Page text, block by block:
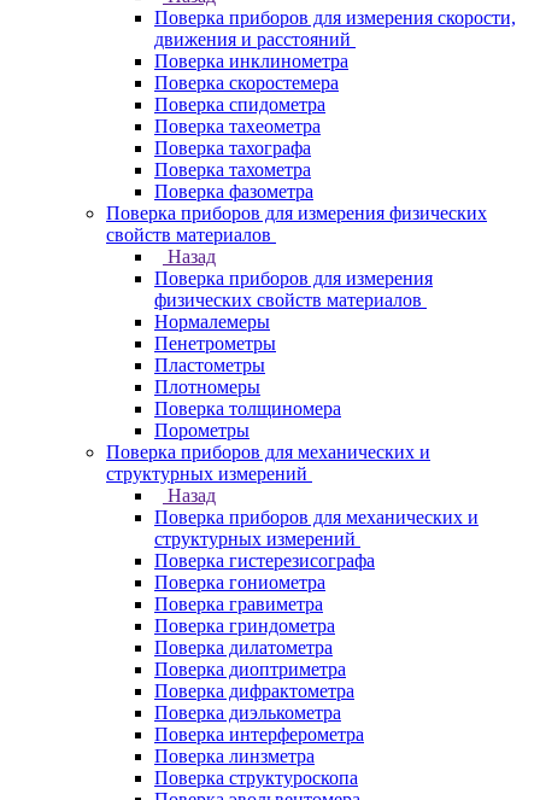
Поверка приборов для измерения скорости,
движения и расстояний
Поверка инклинометра
Поверка скоростемера
Поверка спидометра
Поверка тахеометра
Поверка тахографа
Поверка тахометра
Поверка фазометра
Поверка приборов для измерения физических
свойств материалов
Назад
Поверка приборов для измерения
физических свойств материалов
Нормалемеры
Пенетрометры
Пластометры
Плотномеры
Поверка толщиномера
Порометры
Поверка приборов для механических и
структурных измерений
Назад
Поверка приборов для механических и
структурных измерений
Поверка гистерезисографа
Поверка гониометра
Поверка гравиметра
Поверка гриндометра
Поверка дилатометра
Поверка диоптриметра
Поверка дифрактометра
Поверка диэлькометра
Поверка интерферометра
Поверка линзметра
Поверка структуроскопа